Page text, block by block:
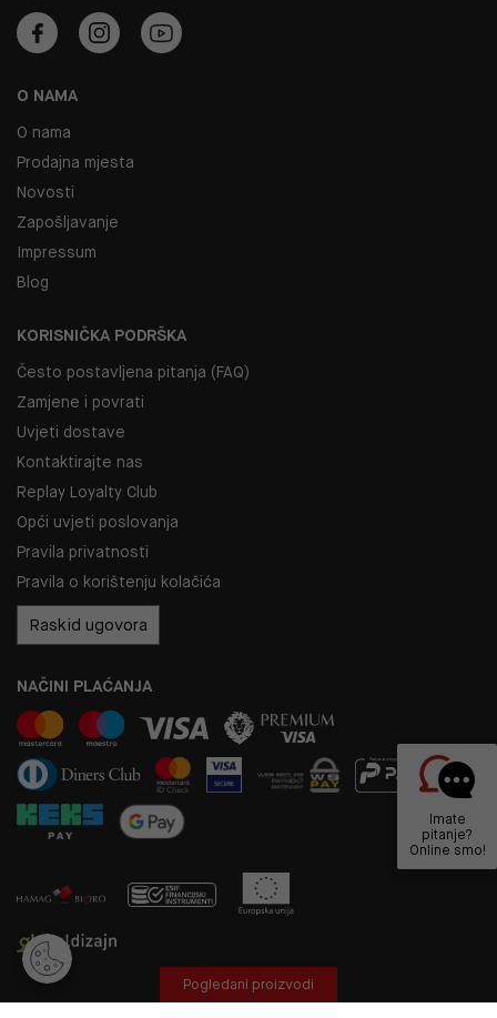
O NAMA
O nama
Prodajna mjesta
Novosti
Zapošljavanje
Impressum
Blog
KORISNIČKA PODRŠKA
Često postavljena pitanja (FAQ)
Zamjene i povrati
Uvjeti dostave
Kontaktirajte nas
Replay Loyalty Club
Opći uvjeti poslovanja
Pravila privatnosti
Pravila o korištenju kolačića
Raskid ugovora
NAČINI PLAĆANJA
Pogledani proizvodi
Imate
pitanje?
Online smo!